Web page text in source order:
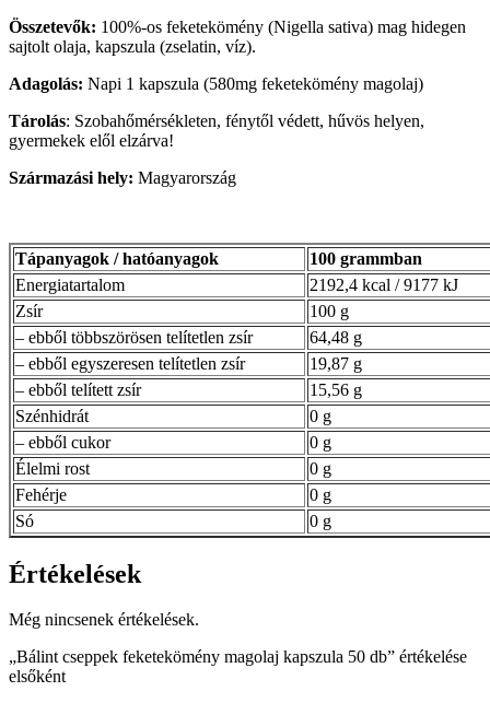
Összetevők: 100%-os feketekömény (Nigella sativa) mag hidegen
sajtolt olaja, kapszula (zselatin, víz).
Adagolás: Napi 1 kapszula (580mg feketekömény magolaj)
Tárolás: Szobahőmérsékleten, fénytől védett, hűvös helyen,
gyermekek elől elzárva!
Származási hely: Magyarország
Tápanyagok / hatóanyagok
100 grammban
Energiatartalom
2192,4 kcal / 9177 kJ
Zsír
100 g
– ebből többszörösen telítetlen zsír
64,48 g
– ebből egyszeresen telítetlen zsír
19,87 g
– ebből telített zsír
15,56 g
Szénhidrát
0 g
– ebből cukor
0 g
Élelmi rost
0 g
Fehérje
0 g
Só
0 g
Értékelések
Még nincsenek értékelések.
„Bálint cseppek feketekömény magolaj kapszula 50 db” értékelése
elsőként